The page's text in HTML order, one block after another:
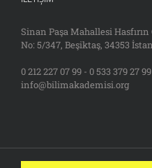
Sinan Paşa Mahallesi
No: 5/347, Beşiktaş, 34353
0 212 227 07 99 - 0 533 379 27 99
info@bilimakademisi.org